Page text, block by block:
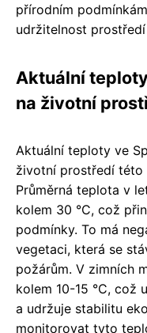
přírodním
udržitelnost
Aktuální
na životní
Aktuální teploty ve
životní prostředí této
Průměrná teplota v
kolem 30 °C, což
podmínky. To má
vegetaci, která se
požárům. V zimních
kolem 10-15 °C, což
a udržuje stabilitu
monitorovat tyto